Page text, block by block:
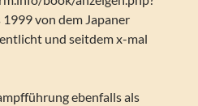
1999 von dem Japaner
und seitdem x-mal
ebenfalls als